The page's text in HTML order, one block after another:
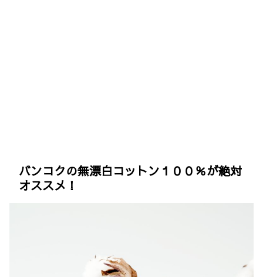
バンコクの無漂白コットン１００％が絶対
オススメ！